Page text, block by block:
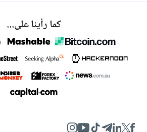
كما رأينا على...